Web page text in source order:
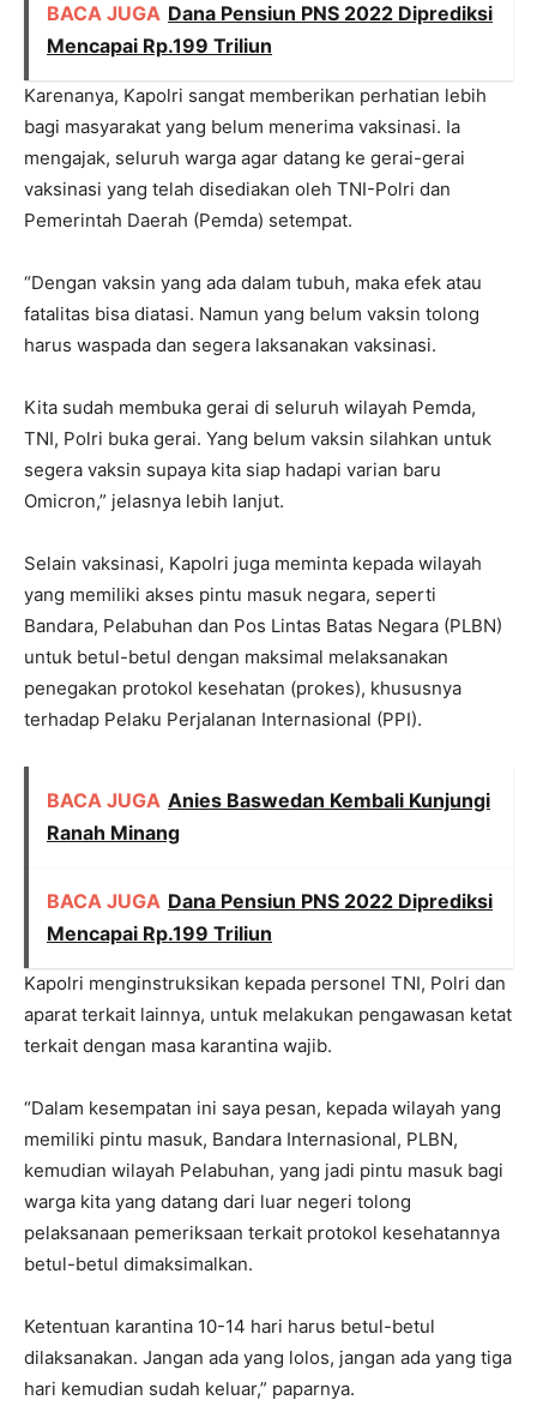
BACA JUGA Dana Pensiun PNS 2022 Diprediksi
Mencapai Rp.199 Triliun
Karenanya, Kapolri sangat memberikan perhatian lebih
bagi masyarakat yang belum menerima vaksinasi. Ia
mengajak, seluruh warga agar datang ke gerai-gerai
vaksinasi yang telah disediakan oleh TNI-Polri dan
Pemerintah Daerah (Pemda) setempat.
“Dengan vaksin yang ada dalam tubuh, maka efek atau
fatalitas bisa diatasi. Namun yang belum vaksin tolong
harus waspada dan segera laksanakan vaksinasi.
Kita sudah membuka gerai di seluruh wilayah Pemda,
TNI, Polri buka gerai. Yang belum vaksin silahkan untuk
segera vaksin supaya kita siap hadapi varian baru
Omicron,” jelasnya lebih lanjut.
Selain vaksinasi, Kapolri juga meminta kepada wilayah
yang memiliki akses pintu masuk negara, seperti
Bandara, Pelabuhan dan Pos Lintas Batas Negara (PLBN)
untuk betul-betul dengan maksimal melaksanakan
penegakan protokol kesehatan (prokes), khususnya
terhadap Pelaku Perjalanan Internasional (PPI).
BACA JUGA Anies Baswedan Kembali Kunjungi
Ranah Minang
BACA JUGA Dana Pensiun PNS 2022 Diprediksi
Mencapai Rp.199 Triliun
Kapolri menginstruksikan kepada personel TNI, Polri dan
aparat terkait lainnya, untuk melakukan pengawasan ketat
terkait dengan masa karantina wajib.
“Dalam kesempatan ini saya pesan, kepada wilayah yang
memiliki pintu masuk, Bandara Internasional, PLBN,
kemudian wilayah Pelabuhan, yang jadi pintu masuk bagi
warga kita yang datang dari luar negeri tolong
pelaksanaan pemeriksaan terkait protokol kesehatannya
betul-betul dimaksimalkan.
Ketentuan karantina 10-14 hari harus betul-betul
dilaksanakan. Jangan ada yang lolos, jangan ada yang tiga
hari kemudian sudah keluar,” paparnya.